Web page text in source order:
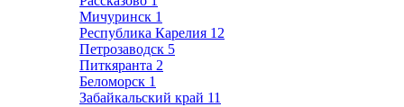
Мичуринск 1
Республика Карелия 12
Петрозаводск 5
Питкяранта 2
Беломорск 1
Забайкальский край 11